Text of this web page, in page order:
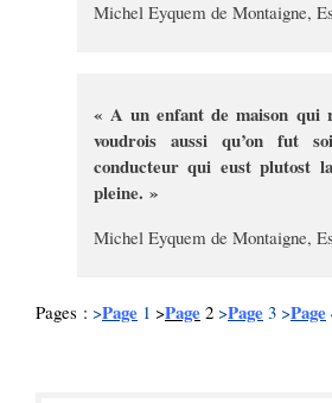
Michel Eyquem de Montaigne,
« A un enfant de maison
voudrois aussi qu’on fut
conducteur qui eust plutost
pleine. »
Michel Eyquem de Montaigne,
Pages : >Page 1 >Page 2 >Page 3 >Page